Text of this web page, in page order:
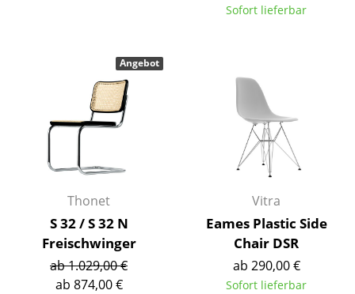
Vorhänge
... alle Accessoires
Räume
Zuhause
Wohnzimmer
Sofort lieferbar
Thonet
S 32 / S 32 N
Freischwinger
ab 1.029,00 €
ab 874,00 €
Angebot
Vitra
Eames Plastic Side
Chair DSR
ab 290,00 €
Sofort lieferbar